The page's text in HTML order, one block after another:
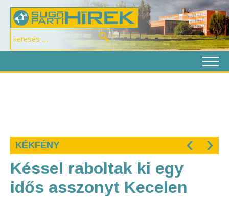
KÉKFÉNY ‹ ›
Késsel raboltak ki egy
idős asszonyt Kecelen